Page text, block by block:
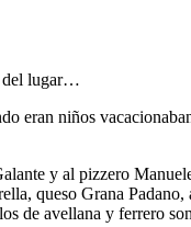
del lugar…
eran niños
y al pizzero
queso Grana Padano,
de avellana y ferrero